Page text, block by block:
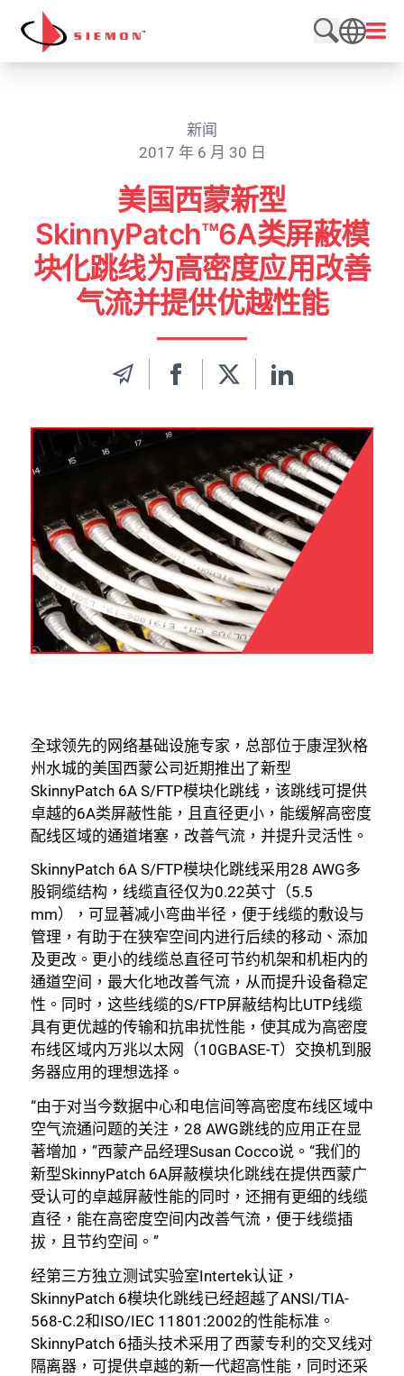
跳至内容
搜索网站
打开
SEARCH
新闻
2017 年 6 月 30 日
美国西蒙新型
SkinnyPatch™6A类屏蔽模
块化跳线为高密度应用改善
气流并提供优越性能
全球领先的网络基础设施专家，总部位于康涅狄格
州水城的美国西蒙公司近期推出了新型
SkinnyPatch 6A S/FTP模块化跳线，该跳线可提供
卓越的6A类屏蔽性能，且直径更小，能缓解高密度
配线区域的通道堵塞，改善气流，并提升灵活性。
SkinnyPatch 6A S/FTP模块化跳线采用28 AWG多
股铜缆结构，线缆直径仅为0.22英寸（5.5
mm），可显著减小弯曲半径，便于线缆的敷设与
管理，有助于在狭窄空间内进行后续的移动、添加
及更改。更小的线缆总直径可节约机架和机柜内的
通道空间，最大化地改善气流，从而提升设备稳定
性。同时，这些线缆的S/FTP屏蔽结构比UTP线缆
具有更优越的传输和抗串扰性能，使其成为高密度
布线区域内万兆以太网（10GBASE-T）交换机到服
务器应用的理想选择。
“由于对当今数据中心和电信间等高密度布线区域中
空气流通问题的关注，28 AWG跳线的应用正在显
著增加，”西蒙产品经理Susan Cocco说。“我们的
新型SkinnyPatch 6A屏蔽模块化跳线在提供西蒙广
受认可的卓越屏蔽性能的同时，还拥有更细的线缆
直径，能在高密度空间内改善气流，便于线缆插
拔，且节约空间。”
经第三方独立测试实验室Intertek认证，
SkinnyPatch 6模块化跳线已经超越了ANSI/TIA-
568-C.2和ISO/IEC 11801:2002的性能标准。
SkinnyPatch 6插头技术采用了西蒙专利的交叉线对
隔离器，可提供卓越的新一代超高性能，同时还采